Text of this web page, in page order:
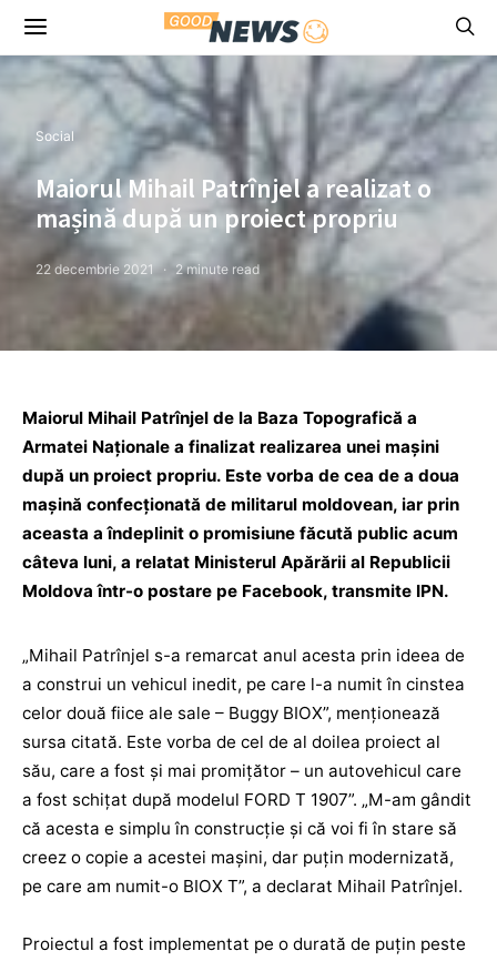
Social
Maiorul Mihail Patrînjel a realizat o
mașină după un proiect propriu
22 decembrie 2021 2 minute read
Maiorul Mihail Patrînjel de la Baza Topografică a
Armatei Naționale a finalizat realizarea unei mașini
după un proiect propriu. Este vorba de cea de a doua
mașină confecționată de militarul moldovean, iar prin
aceasta a îndeplinit o promisiune făcută public acum
câteva luni, a relatat Ministerul Apărării al Republicii
Moldova într-o postare pe Facebook, transmite IPN.
„Mihail Patrînjel s-a remarcat anul acesta prin ideea de
a construi un vehicul inedit, pe care l-a numit în cinstea
celor două fiice ale sale – Buggy BIOX”, menționează
sursa citată. Este vorba de cel de al doilea proiect al
său, care a fost și mai promițător – un autovehicul care
a fost schițat după modelul FORD T 1907”. „M-am gândit
că acesta e simplu în construcție și că voi fi în stare să
creez o copie a acestei mașini, dar puțin modernizată,
pe care am numit-o BIOX T”, a declarat Mihail Patrînjel.
Proiectul a fost implementat pe o durată de puțin peste